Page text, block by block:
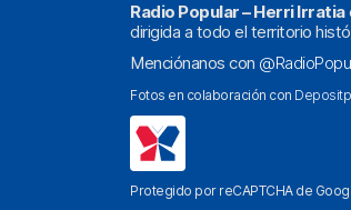
Radio Popular – Herri Irratia
dirigida a todo el territorio
Menciónanos con
Fotos en colaboración con
Protegido por reCAPTCHA de